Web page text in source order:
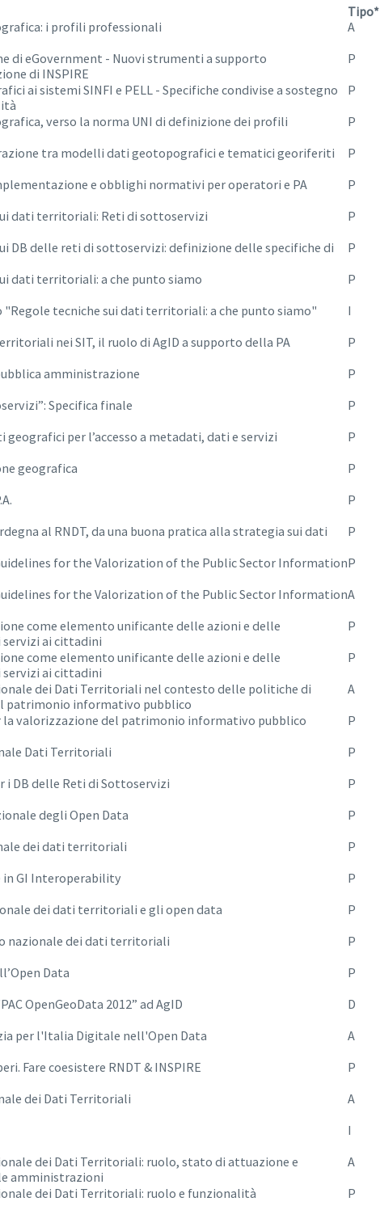
Tipo*
i profili professionali A
di eGovernment - Nuovi strumenti a supporto
di INSPIRE
P
ai sistemi SINFI e PELL - Specifiche condivise a sostegno
P
verso la norma UNI di definizione dei profili
P
tra modelli dati geotopografici e tematici georiferiti P
e obblighi normativi per operatori e PA P
dati territoriali: Reti di sottoservizi P
DB delle reti di sottoservizi: definizione delle specifiche di
P
dati territoriali: a che punto siamo P
"Regole tecniche sui dati territoriali: a che punto siamo" I
nei SIT, il ruolo di AgID a supporto della PA P
amministrazione P
Specifica finale P
geografici per l’accesso a metadati, dati e servizi P
geografica P
P
al RNDT, da una buona pratica alla strategia sui dati P
for the Valorization of the Public Sector InformationP
for the Valorization of the Public Sector InformationA
come elemento unificante delle azioni e delle
ai cittadini
P
come elemento unificante delle azioni e delle
ai cittadini
P
dei Dati Territoriali nel contesto delle politiche di
patrimonio informativo pubblico
A
la valorizzazione del patrimonio informativo pubblico P
Dati Territoriali P
i DB delle Reti di Sottoservizi P
degli Open Data P
dei dati territoriali P
in GI Interoperability P
dei dati territoriali e gli open data P
nazionale dei dati territoriali P
Data P
OpenGeoData 2012” ad AgID D
per l'Italia Digitale nell'Open Data A
Fare coesistere RNDT & INSPIRE P
dei Dati Territoriali A
I
dei Dati Territoriali: ruolo, stato di attuazione e
amministrazioni
A
dei Dati Territoriali: ruolo e funzionalità P